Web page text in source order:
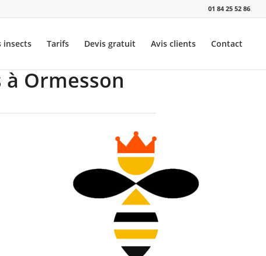
01 84 25 52 86
insects Tarifs Devis gratuit Avis clients Contact
Ormesson